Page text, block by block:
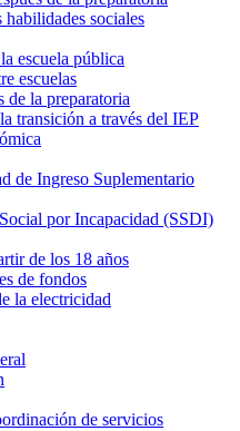
sociales
escuela pública
escuelas
de la preparatoria
transición a través del IEP
de Ingreso Suplementario
por Incapacidad (SSDI)
de los 18 años
de fondos
la electricidad
de servicios